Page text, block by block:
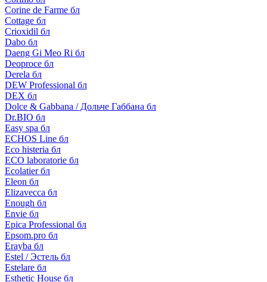
Corine de Farme бл
Cottage бл
Crioxidil бл
Dabo бл
Daeng Gi Meo Ri бл
Deoproce бл
Derela бл
DEW Professional бл
DEX бл
Dolce & Gabbana / Дольче Габбана бл
Dr.BIO бл
Easy spa бл
ECHOS Line бл
Eco histeria бл
ECO laboratorie бл
Ecolatier бл
Eleon бл
Elizavecca бл
Enough бл
Envie бл
Epica Professional бл
Epsom.pro бл
Erayba бл
Estel / Эстель бл
Estelare бл
Esthetic House бл